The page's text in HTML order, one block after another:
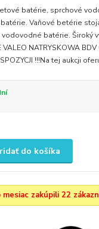
batérie, sprchové
Vaňové betérie
batérie. Široký
NATRYSKOWA BDV
!!!Na tej aukcji
do košíka
zakúpili 22